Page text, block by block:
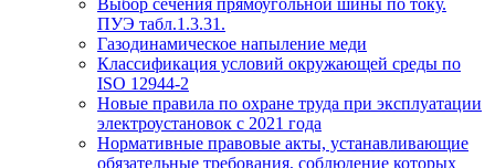
Выбор сечения прямоугольной шины по току.
ПУЭ табл.1.3.31.
Газодинамическое напыление меди
Классификация условий окружающей среды по
ISO 12944-2
Новые правила по охране труда при эксплуатации
электроустановок с 2021 года
Нормативные правовые акты, устанавливающие
обязательные требования, соблюдение которых